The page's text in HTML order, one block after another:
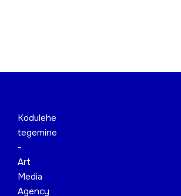
Kodulehe
tegemine
-
Art
Media
Agency